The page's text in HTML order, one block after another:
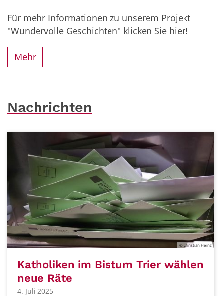
Für mehr Informationen zu unserem Projekt
"Wundervolle Geschichten" klicken Sie hier!
Mehr
Nachrichten
© Christian Heinz
Katholiken im Bistum Trier wählen
neue Räte
4. Juli 2025